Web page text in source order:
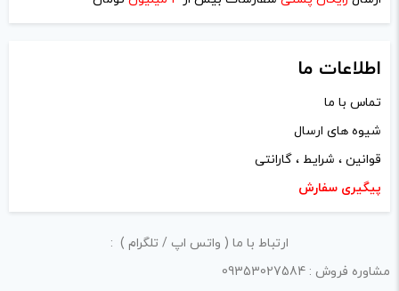
فرآیند خرید یک محصول توسط ایشان است.
«پرسش و پاسخ» مطرح کنید.
کیفیت ساخت:
کارایی:
ارزش خرید در برابر قیمت:
پ
ک
اطلاعات ما
تماس با ما
شیوه های ارسال
قوانین ، شرایط ، گارانتی
پیگیری سفارش
ارتباط با ما ( واتس اپ / تلگرام ) :
مشاوره فروش : 09353027584